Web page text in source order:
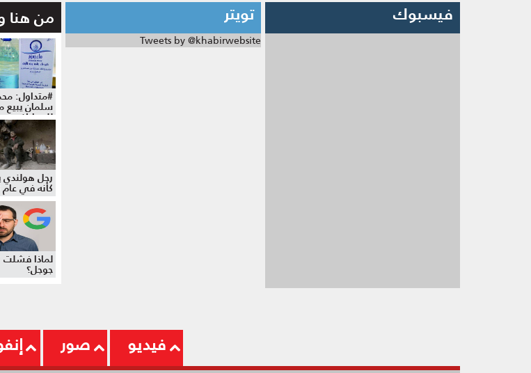
فيسبوك تويتر
Tweets by @khabirwebsite
من هنا
#متداول:
سلمان يبيع
للمواطنين
رجل
كأنه في عام 1943!
لماذا فشلت
جوجل؟
فيديو صور